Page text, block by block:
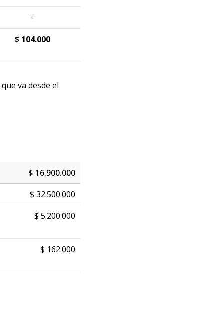
-
$ 104.000
va desde el
$ 16.900.000
$ 32.500.000
$ 5.200.000
$ 162.000